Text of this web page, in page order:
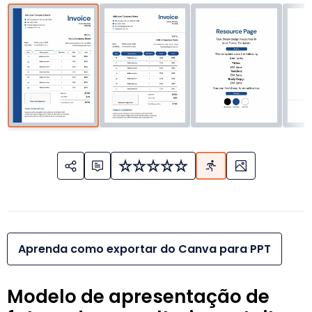
Aprenda como exportar do Canva para PPT
Modelo de apresentação de